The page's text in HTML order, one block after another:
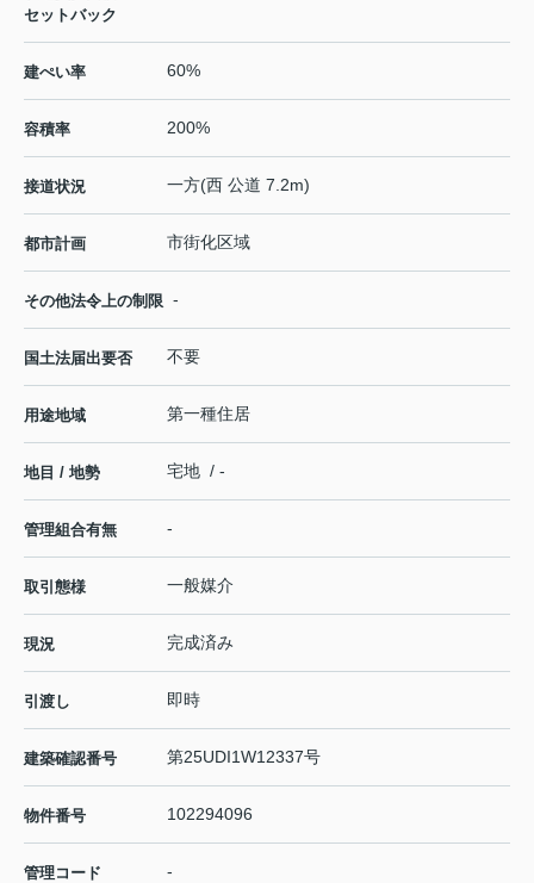
セットバック
建ぺい率 60%
容積率 200%
接道状況 一方(西 公道 7.2m)
都市計画 市街化区域
その他法令上の制限 -
国土法届出要否 不要
用途地域 第一種住居
地目 / 地勢 宅地 / -
管理組合有無 -
取引態様 一般媒介
現況 完成済み
引渡し 即時
建築確認番号 第25UDI1W12337号
物件番号 102294096
管理コード -